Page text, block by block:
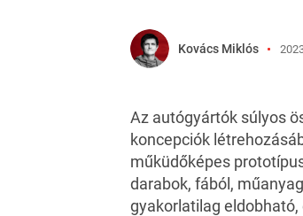
Kovács Miklós
Az autógyártók súlyos
koncepciók
műküdőképes
darabok, fából,
gyakorlatilag